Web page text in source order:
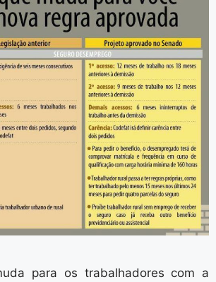
para os trabalhadores com a